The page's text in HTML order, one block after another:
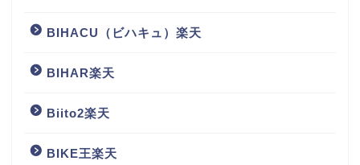
BIHACU（ビハキュ）楽天
BIHAR楽天
Biito2楽天
BIKE王楽天